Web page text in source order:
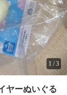
1 /3
ヤーぬいぐる